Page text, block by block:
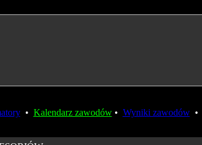
• Kalendarz zawodów• Wyniki zawodów•